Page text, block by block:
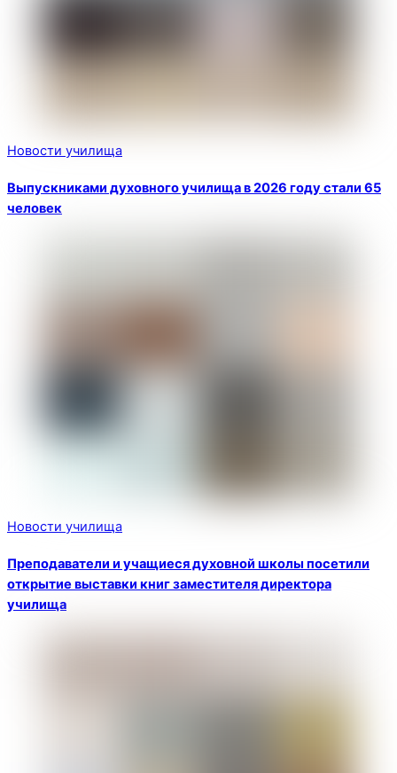
Новости училища
Выпускниками духовного училища в 2026 году стали 65
человек
Новости училища
Преподаватели и учащиеся духовной школы посетили
открытие выставки книг заместителя директора
училища